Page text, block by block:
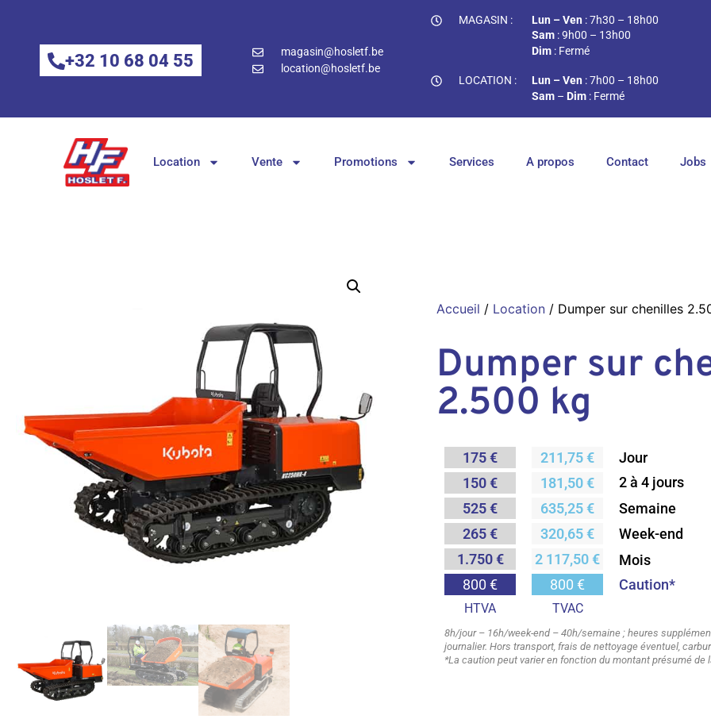
+32 10 68 04 55
magasin@hosletf.be
location@hosletf.be
MAGASIN : Lun – Ven : 7h30 – 18h00
Sam : 9h00 – 13h00
Dim : Fermé
LOCATION : Lun – Ven : 7h00 – 18h00
Sam – Dim : Fermé
Location Vente Promotions Services A propos Contact Jobs
Accueil / Location / Dumper sur chenilles
Dumper sur
2.500 kg
175 €
150 €
525 €
265 €
1.750 €
800 €
HTVA
211,75 €
181,50 €
635,25 €
320,65 €
2 117,50 €
800 €
TVAC
Jour
2 à 4 jours
Semaine
Week-end
Mois
Caution*
8h/jour – 16h/week-end – 40h/semaine ; heures
journalier. Hors transport, frais de nettoyage éventuel,
*La caution peut varier en fonction du montant présumé de